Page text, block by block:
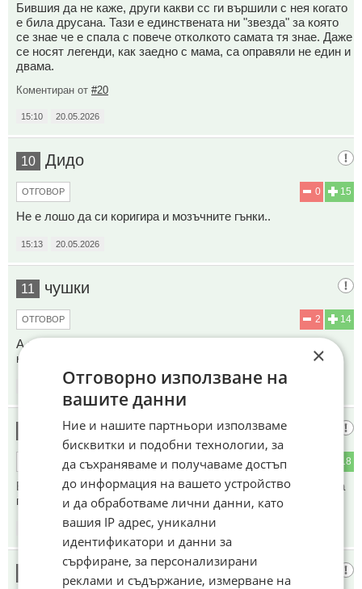
Бившия да не каже, други какви сс ги вършили с нея когато
е била друсана. Тази е единствената ни "звезда" за която
се знае че е спала с повече отколкото самата тя знае. Даже
се носят легенди, как заедно с мама, са оправяли не един и
двама.
Коментиран от #20
15:10 20.05.2026
10 Дидо
15
0
ОТГОВОР
Не е лошо да си коригира и мозъчните гънки..
15:13 20.05.2026
11 чушки
14
2
ОТГОВОР
А кога ще се подложи на операция не на носа си,а
нагъзаси?!
20.05.2026
Учуден
18
Бате, тая какви кюнци е поемала без страх, а от една лека
процедура се е уплашила.
20.05.2026
Авторски
×
Отговорно използване на
вашите данни
Ние и нашите партньори използваме
бисквитки и подобни технологии, за
да съхраняваме и получаваме достъп
до информация на вашето устройство
и да обработваме лични данни, като
вашия IP адрес, уникални
идентификатори и данни за
сърфиране, за персонализирани
реклами и съдържание, измерване на